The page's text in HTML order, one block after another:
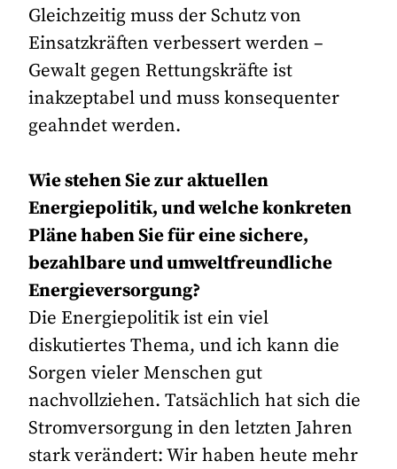
Gleichzeitig muss der Schutz von
Einsatzkräften verbessert werden –
Gewalt gegen Rettungskräfte ist
inakzeptabel und muss konsequenter
geahndet werden.
Wie stehen Sie zur aktuellen
Energiepolitik, und welche konkreten
Pläne haben Sie für eine sichere,
bezahlbare und umweltfreundliche
Energieversorgung?
Die Energiepolitik ist ein viel
diskutiertes Thema, und ich kann die
Sorgen vieler Menschen gut
nachvollziehen. Tatsächlich hat sich die
Stromversorgung in den letzten Jahren
stark verändert: Wir haben heute mehr